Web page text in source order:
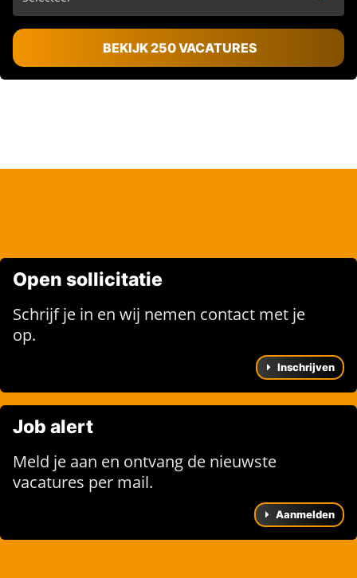
BEKIJK 250 VACATURES
Open sollicitatie
Schrijf je in en wij nemen contact met je
op.
Inschrijven
Job alert
Meld je aan en ontvang de nieuwste
vacatures per mail.
Aanmelden